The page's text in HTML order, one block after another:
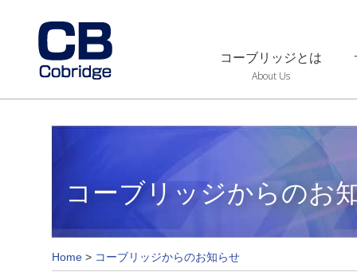
コーブリッジとは
About Us
コーブリッジからのお
Home > コーブリッジからのお知らせ